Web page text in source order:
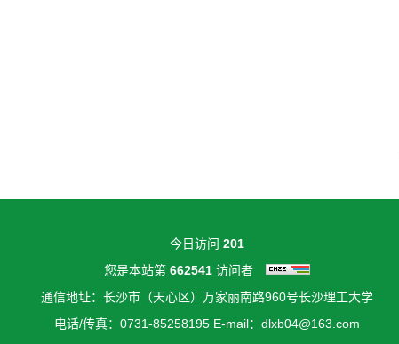
今日访问 201
您是本站第 662541 访问者
通信地址：长沙市（天心区）万家丽南路960号长沙理工大学
电话/传真：0731-85258195 E-mail：dlxb04@163.com